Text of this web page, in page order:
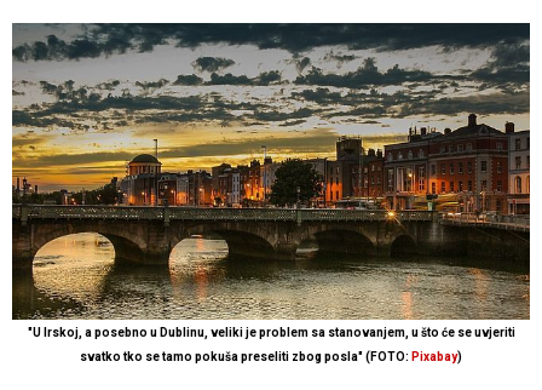
"U Irskoj, a posebno u Dublinu, veliki je problem sa stanovanjem, u što će se uvjeriti
svatko tko se tamo pokuša preseliti zbog posla" (FOTO: Pixabay)